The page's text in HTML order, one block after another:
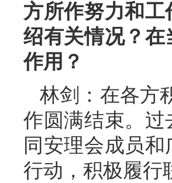
方所作努力和
绍有关情况？
作用？
林剑：在各方
作圆满结束。
同安理会成员
行动，积极履行